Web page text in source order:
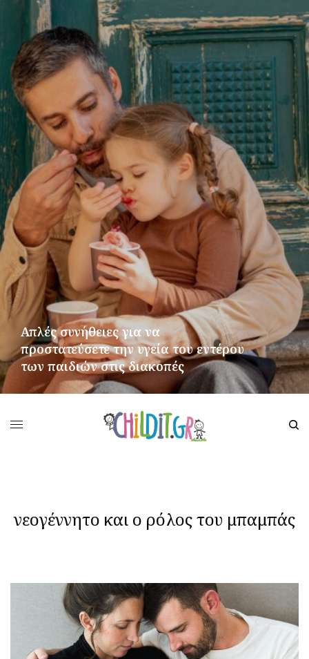
Απλές συνήθειες για να
προστατεύσετε την υγεία του εντέρου
των παιδιών στις διακοπές
νεογέννητο και ο ρόλος του μπαμπάς